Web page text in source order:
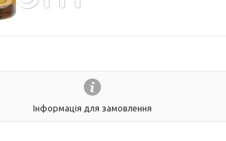
Інформація для замовлення